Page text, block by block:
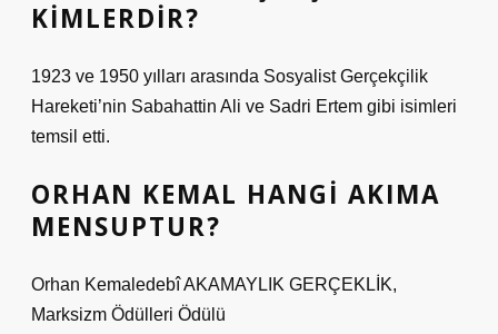
KIMLERDIR?
1923 ve 1950 yılları arasında Sosyalist Gerçekçilik
Hareketi’nin Sabahattin Ali ve Sadri Ertem gibi isimleri
temsil etti.
ORHAN KEMAL HANGI AKIMA
MENSUPTUR?
Orhan Kemaledebî AKAMAYLIK GERÇEKLİK,
Marksizm Ödülleri Ödülü